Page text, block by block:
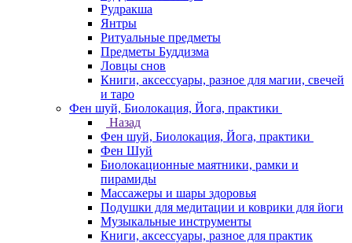
Рудракша
Янтры
Ритуальные предметы
Предметы Буддизма
Ловцы снов
Книги, аксессуары, разное для магии, свечей
и таро
Фен шуй, Биолокация, Йога, практики
Назад
Фен шуй, Биолокация, Йога, практики
Фен Шуй
Биолокационные маятники, рамки и
пирамиды
Массажеры и шары здоровья
Подушки для медитации и коврики для йоги
Музыкальные инструменты
Книги, аксессуары, разное для практик